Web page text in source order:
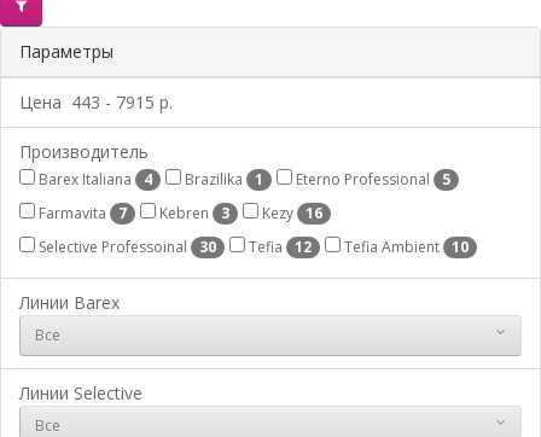
Параметры
Цена 443 - 7915 р.
Производитель
Barex Italiana 4 Brazilika 1 Eterno Professional
5
Farmavita
7 Kebren 3 Kezy 16
Selective Professoinal
30 Tefia 12 Tefia Ambient 10
Линии Barex
Все
Линии Selective
Все